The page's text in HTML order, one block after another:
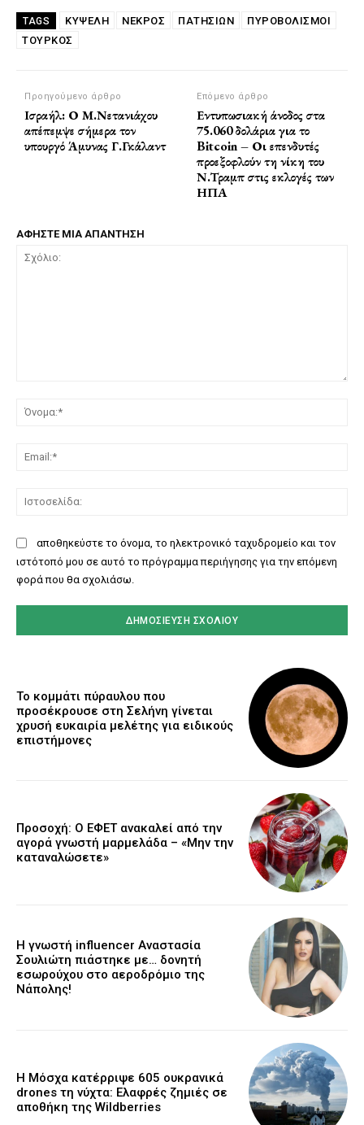
TAGS ΚΥΨΕΛΗ ΝΕΚΡΟΣ ΠΑΤΗΣΊΩΝ
ΠΥΡΟΒΟΛΙΣΜΟΊ
ΤΟΎΡΚΟΣ
Προηγούμενο άρθρο
Ισραήλ: Ο Μ.Νετανιάχου
απέπεμψε σήμερα τον
υπουργό Άμυνας Γ.Γκάλαντ
Επόμενο άρθρο
Εντυπωσιακή άνοδος στα
75.060 δολάρια για το
Bitcoin – Οι επενδυτές
προεξοφλούν τη νίκη του
Ν.Τραμπ στις εκλογές των
ΗΠΑ
ΑΦΗΣΤΕ ΜΙΑ ΑΠΑΝΤΗΣΗ
αποθηκεύστε το όνομα, το ηλεκτρονικό ταχυδρομείο και τον
ιστότοπό μου σε αυτό το πρόγραμμα περιήγησης για την επόμενη
φορά που θα σχολιάσω.
Το κομμάτι πύραυλου που
προσέκρουσε στη Σελήνη γίνεται
χρυσή ευκαιρία μελέτης για ειδικούς
επιστήμονες
Προσοχή: Ο ΕΦΕΤ ανακαλεί από την
αγορά γνωστή μαρμελάδα – «Μην την
καταναλώσετε»
Η γνωστή influencer Αναστασία
Σουλιώτη πιάστηκε με… δονητή
εσωρούχου στο αεροδρόμιο της
Νάπολης!
Η Μόσχα κατέρριψε 605 ουκρανικά
drones τη νύχτα: Ελαφρές ζημιές σε
αποθήκη της Wildberries